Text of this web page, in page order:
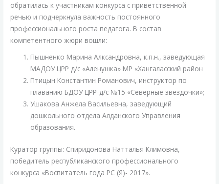
обратилась к участникам конкурса с приветственной
речью и подчеркнула важность постоянного
профессионального роста педагога. В состав
компетентного жюри вошли:
Пышненко Марина Алксандровна, к.п.н., заведующая
МАДОУ ЦРР д/с «Аленушка» МР «Хангаласский район
Птицын Константин Романович, инструктор по
плаванию БДОУ ЦРР-д/с №15 «Северные звездочки»;
Ушакова Анжела Васильевна, заведующий
дошкольного отдела Алданского Управления
образования.
Куратор группы: Спиридонова Натталья Климовна,
победитель республиканского профессионального
конкурса «Воспитатель года РС (Я)- 2017».